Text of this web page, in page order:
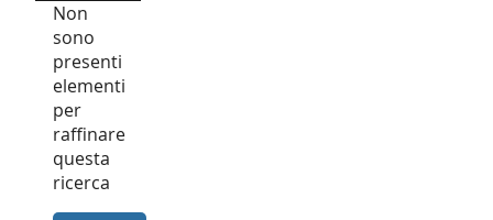
Non
sono
presenti
elementi
per
raffinare
questa
ricerca